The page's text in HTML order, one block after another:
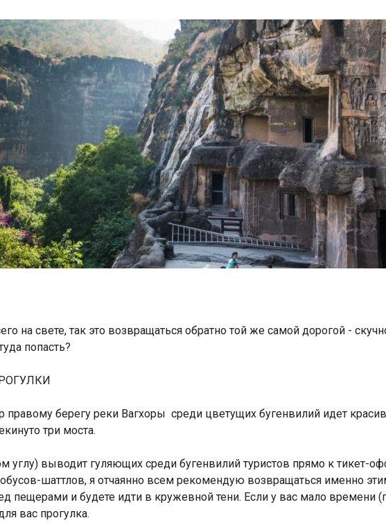
на свете, так это возвращаться обратно той же самой дорогой -
попасть?
берегу реки Вагхоры среди цветущих бугенвилий идет
три моста.
углу) выводит гуляющих среди бугенвилий туристов прямо к тикет-
шаттлов, я отчаянно всем рекомендую возвращаться именно
пещерами и будете идти в кружевной тени. Если у вас мало времени
вас прогулка.